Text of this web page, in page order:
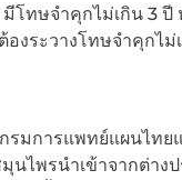
ทษจำคุกไม่เกิน 3 ปี
ระวางโทษจำคุกไม่
มการแพทย์แผนไทย
พรนำเข้าจากต่างป